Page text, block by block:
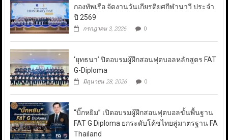
กองทัพเรือ จัดงานวันเกียรติยศกีฬานาวี ประจำ
ปี 2569
กรกฎาคม 3, 2026 0
‘ยุทธนา’ ปิดอบรมผู้ฝึกสอนฟุตบอลหลักสูตร FAT
G-Diploma
มิถุนายน 28, 2026 0
“บิ๊กหยิม” เปิดอบรมผู้ฝึกสอนฟุตบอลขั้นพื้นฐาน
FAT G Diploma ยกระดับโค้ชไทยสู่มาตรฐาน FA
Thailand